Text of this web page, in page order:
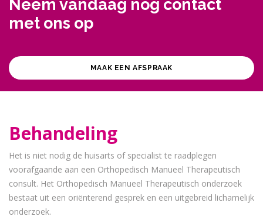
Neem vandaag nog contact
met ons op
MAAK EEN AFSPRAAK
Behandeling
Het is niet nodig de huisarts of specialist te raadplegen
voorafgaande aan een Orthopedisch Manueel Therapeutisch
consult. Het Orthopedisch Manueel Therapeutisch onderzoek
bestaat uit een oriënterend gesprek en een uitgebreid lichamelijk
onderzoek.